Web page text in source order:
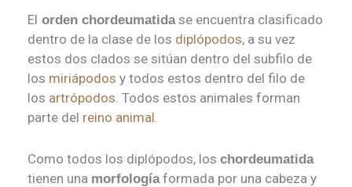
El orden chordeumatidase encuentra clasificado
dentro de la clase de los diplópodos, a su vez
estos dos clados se sitúan dentro del subfilo de
los miriápodos y todos estos dentro del filo de
los artrópodos. Todos estos animales forman
parte del reino animal.
Como todos los diplópodos, los chordeumatida
tienen una morfologíaformada por una cabeza y